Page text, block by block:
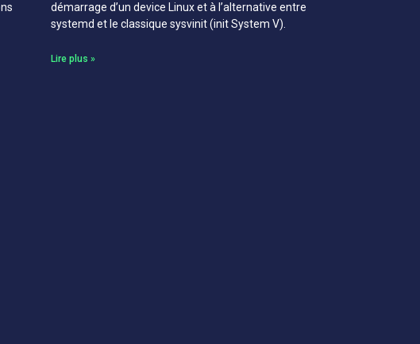
démarrage d’un device Linux et à l’alternative entre
systemd et le classique sysvinit (init System V).
Lire plus »